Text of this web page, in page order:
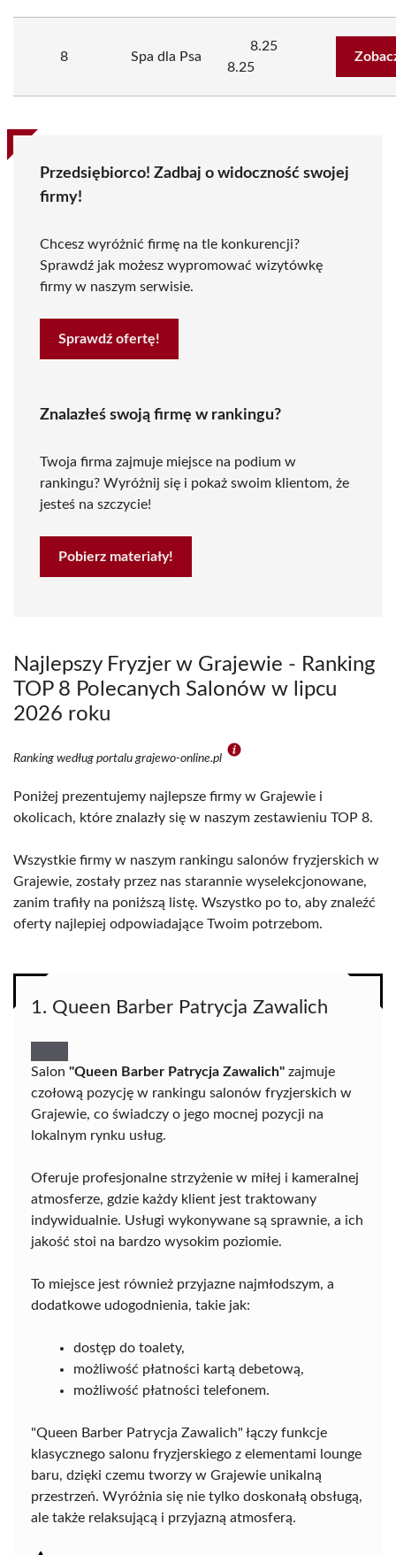
8 Spa dla Psa
8.25
8.25
Przedsiębiorco! Zadbaj o widoczność swojej
firmy!
Chcesz wyróżnić firmę na tle konkurencji?
Sprawdź jak możesz wypromować wizytówkę
firmy w naszym serwisie.
Sprawdź ofertę!
Znalazłeś swoją firmę w rankingu?
Twoja firma zajmuje miejsce na podium w
rankingu? Wyróżnij się i pokaż swoim klientom, że
jesteś na szczycie!
Pobierz materiały!
Najlepszy Fryzjer w Grajewie - Ranking
TOP 8 Polecanych Salonów w lipcu
2026 roku
Ranking według portalu grajewo-online.pl
Poniżej prezentujemy najlepsze firmy w Grajewie i
okolicach, które znalazły się w naszym zestawieniu TOP 8.
Wszystkie firmy w naszym rankingu salonów fryzjerskich w
Grajewie, zostały przez nas starannie wyselekcjonowane,
zanim trafiły na poniższą listę. Wszystko po to, aby znaleźć
oferty najlepiej odpowiadające Twoim potrzebom.
1. Queen Barber Patrycja Zawalich
Salon "Queen Barber Patrycja Zawalich" zajmuje
czołową pozycję w rankingu salonów fryzjerskich w
Grajewie, co świadczy o jego mocnej pozycji na
lokalnym rynku usług.
Oferuje profesjonalne strzyżenie w miłej i kameralnej
atmosferze, gdzie każdy klient jest traktowany
indywidualnie. Usługi wykonywane są sprawnie, a ich
jakość stoi na bardzo wysokim poziomie.
To miejsce jest również przyjazne najmłodszym, a
dodatkowe udogodnienia, takie jak:
dostęp do toalety,
możliwość płatności kartą debetową,
możliwość płatności telefonem.
"Queen Barber Patrycja Zawalich" łączy funkcje
klasycznego salonu fryzjerskiego z elementami lounge
baru, dzięki czemu tworzy w Grajewie unikalną
przestrzeń. Wyróżnia się nie tylko doskonałą obsługą,
ale także relaksującą i przyjazną atmosferą.